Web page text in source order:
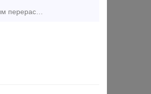
Продадим, сдадим в аренду или обменяем на зерновозы модель 19-1274-01 ( со взаимовыгодным перерасчетом) платформы для перевозки леса модель 13-2114-07, 75 штук, год выпуска 2012г , вагоны находятся в